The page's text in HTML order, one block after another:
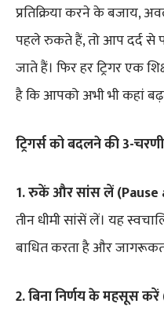
प्रतिक्रिया करने के बजाय,
पहले रुकते हैं, तो आप दर्द से
जाते हैं। फिर हर ट्रिगर एक
है कि आपको अभी भी कहां
ट्रिगर्स को बदलने की 3-
1. रुकें और सांस लें (Pause
तीन धीमी सांसें लें। यह
बाधित करता है और
2. बिना निर्णय के महसूस